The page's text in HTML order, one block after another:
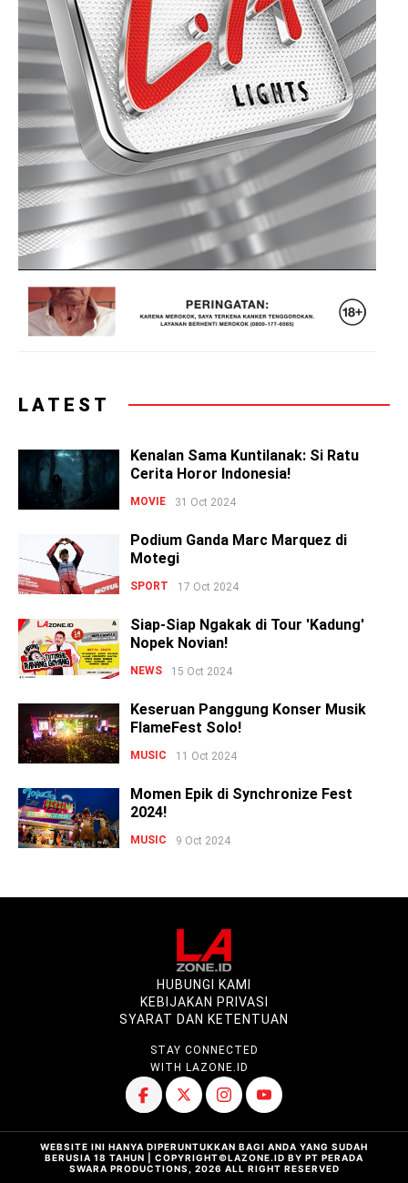
LATEST
Kenalan Sama Kuntilanak: Si Ratu
Cerita Horor Indonesia!
MOVIE 31 Oct 2024
Podium Ganda Marc Marquez di
Motegi
SPORT 17 Oct 2024
Siap-Siap Ngakak di Tour 'Kadung'
Nopek Novian!
NEWS 15 Oct 2024
Keseruan Panggung Konser Musik
FlameFest Solo!
MUSIC 11 Oct 2024
Momen Epik di Synchronize Fest
2024!
MUSIC 9 Oct 2024
HUBUNGI KAMI
KEBIJAKAN PRIVASI
SYARAT DAN KETENTUAN
STAY CONNECTED
WITH LAZONE.ID
WEBSITE INI HANYA DIPERUNTUKKAN BAGI ANDA YANG SUDAH
BERUSIA 18 TAHUN | COPYRIGHT©LAZONE.ID BY PT PERADA
SWARA PRODUCTIONS, 2026 ALL RIGHT RESERVED